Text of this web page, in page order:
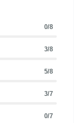
0/8
3/8
5/8
3/7
0/7